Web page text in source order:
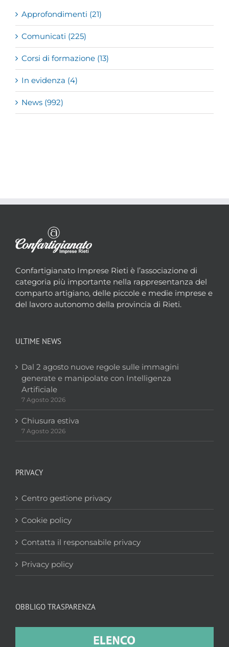
Approfondimenti (21)
Comunicati (225)
Corsi di formazione (13)
In evidenza (4)
News (992)
Confartigianato Imprese Rieti è l’associazione di
categoria più importante nella rappresentanza del
comparto artigiano, delle piccole e medie imprese e
del lavoro autonomo della provincia di Rieti.
ULTIME NEWS
Dal 2 agosto nuove regole sulle immagini
generate e manipolate con Intelligenza
Artificiale
7 Agosto 2026
Chiusura estiva
7 Agosto 2026
PRIVACY
Centro gestione privacy
Cookie policy
Contatta il responsabile privacy
Privacy policy
OBBLIGO TRASPARENZA